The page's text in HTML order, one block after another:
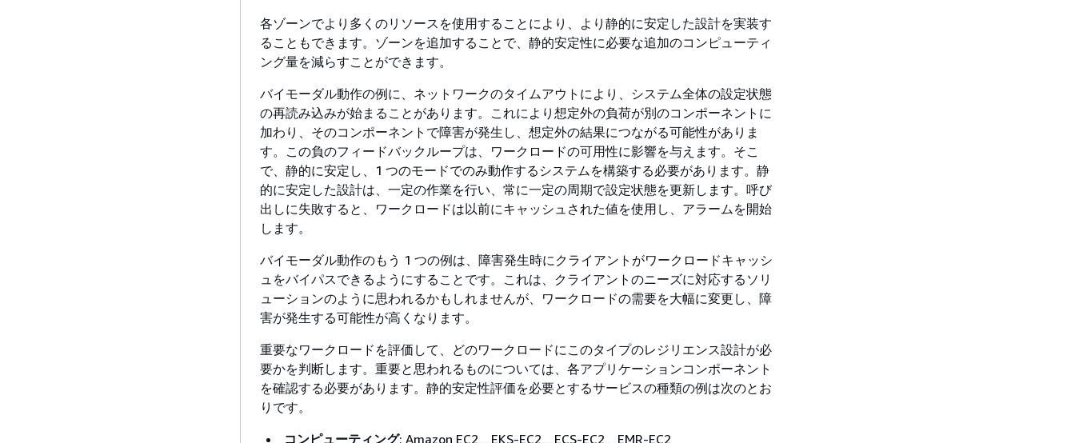
各ゾーンでより多くのリソースを使用することにより、より静的に安定した設計を実装す
ることもできます。ゾーンを追加することで、静的安定性に必要な追加のコンピューティ
ング量を減らすことができます。
バイモーダル動作の例に、ネットワークのタイムアウトにより、システム全体の設定状態
の再読み込みが始まることがあります。これにより想定外の負荷が別のコンポーネントに
加わり、そのコンポーネントで障害が発生し、想定外の結果につながる可能性がありま
す。この負のフィードバックループは、ワークロードの可用性に影響を与えます。そこ
で、静的に安定し、1 つのモードでのみ動作するシステムを構築する必要があります。静
的に安定した設計は、一定の作業を行い、常に一定の周期で設定状態を更新します。呼び
出しに失敗すると、ワークロードは以前にキャッシュされた値を使用し、アラームを開始
します。
バイモーダル動作のもう 1 つの例は、障害発生時にクライアントがワークロードキャッシ
ュをバイパスできるようにすることです。これは、クライアントのニーズに対応するソリ
ューションのように思われるかもしれませんが、ワークロードの需要を大幅に変更し、障
害が発生する可能性が高くなります。
重要なワークロードを評価して、どのワークロードにこのタイプのレジリエンス設計が必
要かを判断します。重要と思われるものについては、各アプリケーションコンポーネント
を確認する必要があります。静的安定性評価を必要とするサービスの種類の例は次のとお
りです。
コンピューティング: Amazon EC2、EKS-EC2、ECS-EC2、EMR-EC2